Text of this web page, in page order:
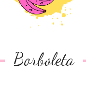
Borboleta